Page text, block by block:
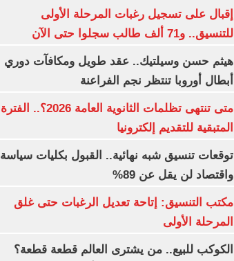
إقبال على تسجيل رغبات المرحلة الأولى
للتنسيق.. و71 ألف طالب سجلوا حتى الآن
هيثم حسن وسيلتيك.. عقد طويل ومكافآت دوري
أبطال أوروبا تنتظر نجم الفراعنة
متى تنتهى تظلمات الثانوية العامة 2026؟.. الفترة
المتبقية للتقديم إلكترونيا
توقعات تنسيق شبه نهائية.. القبول بكليات سياسة
واقتصاد لن يقل عن 89%
مكتب التنسيق: إتاحة تعديل الرغبات حتى غلق
المرحلة الأولى
الكوكب للبيع.. من يشترى العالم قطعة قطعة؟